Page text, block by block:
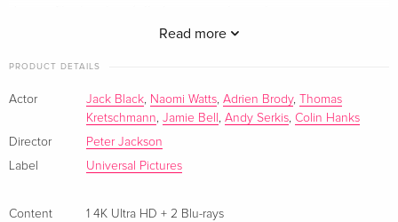
French
4K Ultra HD + Blu-ray
Sold out
Limited Edition, Steelbook, 4K Ultra HD + 2
French
Read more
une nouvelle star et l'embarquer pour Singapour avec son
d'action. Mais Denham nourrit en secret une autre ambition,
bien plus folle : être le premier homme à explorer la
mystérieuse Skull Island et à en ramener des images. Sur
cette île de légende, Denham sait que "quelque chose"
PRODUCT DETAILS
Actor Jack Black, Naomi Watts, Adrien Brody,
Thomas
Kretschmann, Jamie Bell , Andy Serkis, Colin Hanks
Director
Peter Jackson
Label
Universal Pictures
Content
1 4K Ultra HD + 2 Blu-rays